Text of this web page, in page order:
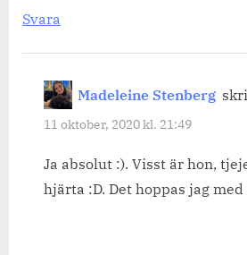
Svara
Madeleine Stenberg
11 oktober, 2020 kl. 21:49
Ja absolut :). Visst är hon,
hjärta :D. Det hoppas jag med